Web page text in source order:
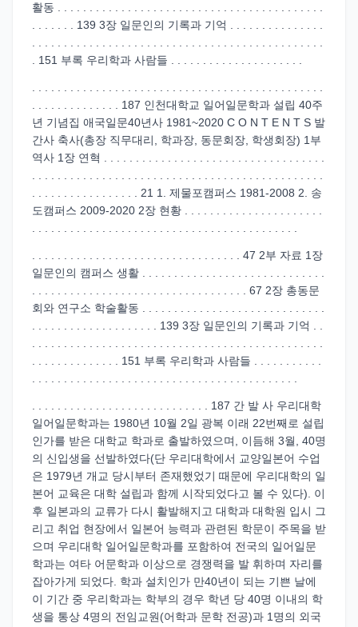
활동 . . . . . . . . . . . . . . . . . . . . . . . . . . . . . . . . . . . . . . . . . .
. . . . . . . 139 3장 일문인의 기록과 기억 . . . . . . . . . . . . . . .
. 151 부록 우리학과 사람들 . . . . . . . . . . . . . . . . . . . . .
. . . . . . . . . . . . . . 187 인천대학교 일어일문학과 설립 40주
년 기념집 애국일문40년사 1981~2020 C O N T E N T S 발
간사 축사(총장 직무대리, 학과장, 동문회장, 학생회장) 1부
역사 1장 연혁 . . . . . . . . . . . . . . . . . . . . . . . . . . . . . . . . . . .
. . . . . . . . . . . . . . . . . 21 1. 제물포캠퍼스 1981-2008 2. 송
도캠퍼스 2009-2020 2장 현황 . . . . . . . . . . . . . . . . . . . . . .
. . . . . . . . . . . . . . . . . . . . . . . . . . . . . . . . . 47 2부 자료 1장
일문인의 캠퍼스 생활 . . . . . . . . . . . . . . . . . . . . . . . . . . . . .
. . . . . . . . . . . . . . . . . . . . . . . . . . . . . . . . . . 67 2장 총동문
회와 연구소 학술활동 . . . . . . . . . . . . . . . . . . . . . . . . . . . . .
. . . . . . . . . . . . . . . . . . . . 139 3장 일문인의 기록과 기억 . .
. . . . . . . . . . . . . . 151 부록 우리학과 사람들 . . . . . . . . . . .
. . . . . . . . . . . . . . . . . . . . . . . . . . . . 187 간 발 사 우리대학
일어일문학과는 1980년 10월 2일 광복 이래 22번째로 설립
인가를 받은 대학교 학과로 출발하였으며, 이듬해 3월, 40명
의 신입생을 선발하였다(단 우리대학에서 교양일본어 수업
은 1979년 개교 당시부터 존재했었기 때문에 우리대학의 일
본어 교육은 대학 설립과 함께 시작되었다고 볼 수 있다). 이
후 일본과의 교류가 다시 활발해지고 대학과 대학원 입시 그
리고 취업 현장에서 일본어 능력과 관련된 학문이 주목을 받
으며 우리대학 일어일문학과를 포함하여 전국의 일어일문
학과는 여타 어문학과 이상으로 경쟁력을 발 휘하며 자리를
잡아가게 되었다. 학과 설치인가 만40년이 되는 기쁜 날에
이 기간 중 우리학과는 학부의 경우 학년 당 40명 이내의 학
생을 통상 4명의 전임교원(어학과 문학 전공)과 1명의 외국